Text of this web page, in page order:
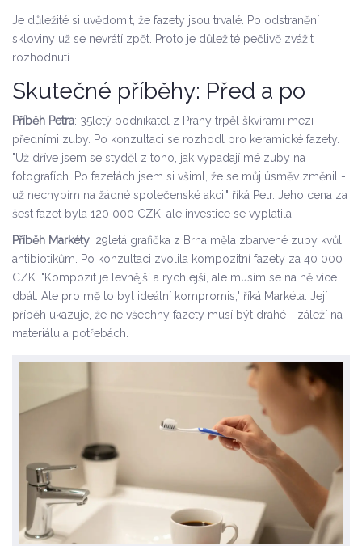
Je důležité si uvědomit, že fazety jsou trvalé. Po odstranění
skloviny už se nevrátí zpět. Proto je důležité pečlivě zvážit
rozhodnutí.
Skutečné příběhy: Před a po
Příběh Petra: 35letý podnikatel z Prahy trpěl škvírami mezi
předními zuby. Po konzultaci se rozhodl pro keramické fazety.
"Už dříve jsem se styděl z toho, jak vypadají mé zuby na
fotografích. Po fazetách jsem si všiml, že se můj úsměv změnil -
už nechybím na žádné společenské akci," říká Petr. Jeho cena za
šest fazet byla 120 000 CZK, ale investice se vyplatila.
Příběh Markéty: 29letá grafička z Brna měla zbarvené zuby kvůli
antibiotikům. Po konzultaci zvolila kompozitní fazety za 40 000
CZK. "Kompozit je levnější a rychlejší, ale musím se na ně více
dbát. Ale pro mě to byl ideální kompromis," říká Markéta. Její
příběh ukazuje, že ne všechny fazety musí být drahé - záleží na
materiálu a potřebách.